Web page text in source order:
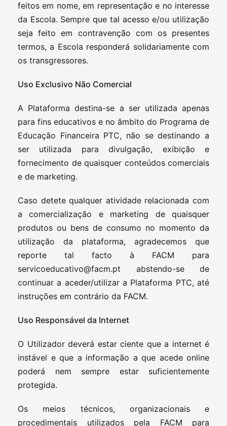
feitos em nome, em representação e no interesse
da Escola. Sempre que tal acesso e/ou utilização
seja feito em contravenção com os presentes
termos, a Escola responderá solidariamente com
os transgressores.
Uso Exclusivo Não Comercial
A Plataforma destina-se a ser utilizada apenas
para fins educativos e no âmbito do Programa de
Educação Financeira PTC, não se destinando a
ser utilizada para divulgação, exibição e
fornecimento de quaisquer conteúdos comerciais
e de marketing.
Caso detete qualquer atividade relacionada com
a comercialização e marketing de quaisquer
produtos ou bens de consumo no momento da
utilização da plataforma, agradecemos que
reporte tal facto à FACM para
servicoeducativo@facm.pt abstendo-se de
continuar a aceder/utilizar a Plataforma PTC, até
instruções em contrário da FACM.
Uso Responsável da Internet
O Utilizador deverá estar ciente que a internet é
instável e que a informação a que acede online
poderá nem sempre estar suficientemente
protegida.
Os meios técnicos, organizacionais e
procedimentais utilizados pela FACM para